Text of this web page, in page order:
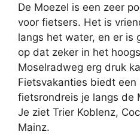
De Moezel is een zeer
voor fietsers. Het is
langs het water, en er is
op dat zeker in het
Moselradweg erg druk
Fietsvakanties biedt
fietsrondreis je langs de
Je ziet Trier Koblenz,
Mainz.